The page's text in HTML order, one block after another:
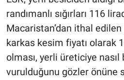
randımanlı sığırları 116
Macaristan’dan ithal edilen
karkas kesim fiyatı olarak
olması, yerli üreticiye nasıl
vurulduğunu gözler önüne